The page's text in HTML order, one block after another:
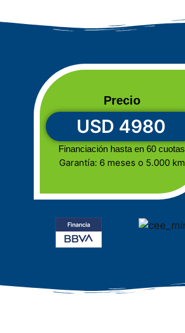
Precio
USD 4980
Financiación hasta en 60 cuotas
Garantía: 6 meses o 5.000 km